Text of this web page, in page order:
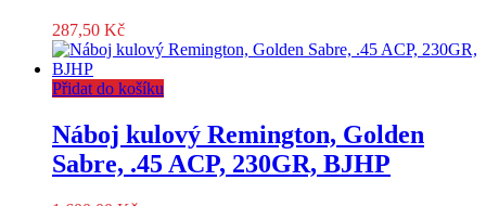
287,50 Kč
Přidat do košíku
Náboj kulový Remington, Golden
Sabre, .45 ACP, 230GR, BJHP